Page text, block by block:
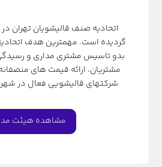
گردیده است. مهمترین هدف اتحادیه
بدو تاسیس مشتری مداری و
مشتریان، ارائه قیمت های
شرکتهای قالیشویی فعال در
مشاهده هیئت